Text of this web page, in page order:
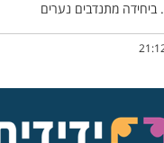
ביחידה מתנדבים נערים